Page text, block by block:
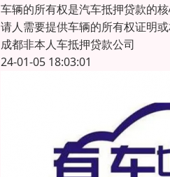
车辆的所有权是汽车抵押贷款的
请人需要提供车辆的所有权证明
成都非本人车抵押贷款公司
24-01-05 18:03:01